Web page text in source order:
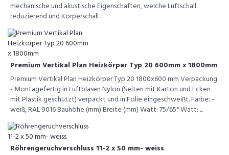
mechanische und akustische Eigenschaften, welche Luftschall
reduzierend und Körperschall ...
Premium Vertikal Plan Heizkörper Typ 20 600mm x 1800mm
Premium Vertikal Plan Heizkörper Typ 20 1800x600 mm Verpackung:
- Montagefertig in Luftblasen Nylon (Seiten mit Karton und Ecken
mit Plastik geschützt) verpackt und in Folie eingeschweißt. Farbe: -
weiß, RAL 9016 Bauhöhe (mm) Breite (mm) Watt: 75/65° Watt: ...
Röhrengeruchverschluss 11-2 x 50 mm- weiss